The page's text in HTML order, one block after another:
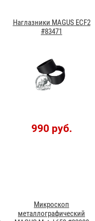
Наглазники MAGUS ECF2
#83471
990 руб.
Микроскоп
металлографический